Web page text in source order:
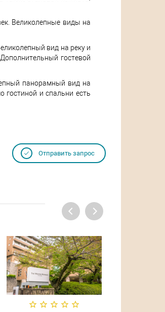
Великолепные виды на
вид на реку и
гостевой
панорамный вид на
и спальни есть
Отправить запрос